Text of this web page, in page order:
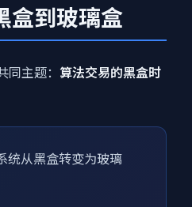
盒到玻璃盒
主题： 算法交易的黑盒时
统从黑盒转变为玻璃